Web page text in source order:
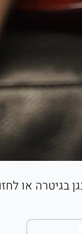
בגיטרה או